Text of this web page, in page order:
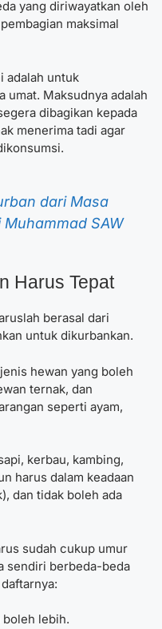
yang diriwayatkan oleh
maksimal
adalah untuk
umat. Maksudnya adalah
dibagikan kepada
menerima tadi agar
dari Masa
SAW
Harus Tepat
berasal dari
untuk dikurbankan.
hewan yang boleh
ternak, dan
seperti ayam,
kerbau, kambing,
harus dalam keadaan
dan tidak boleh ada
sudah cukup umur
sendiri berbeda-beda
boleh lebih.